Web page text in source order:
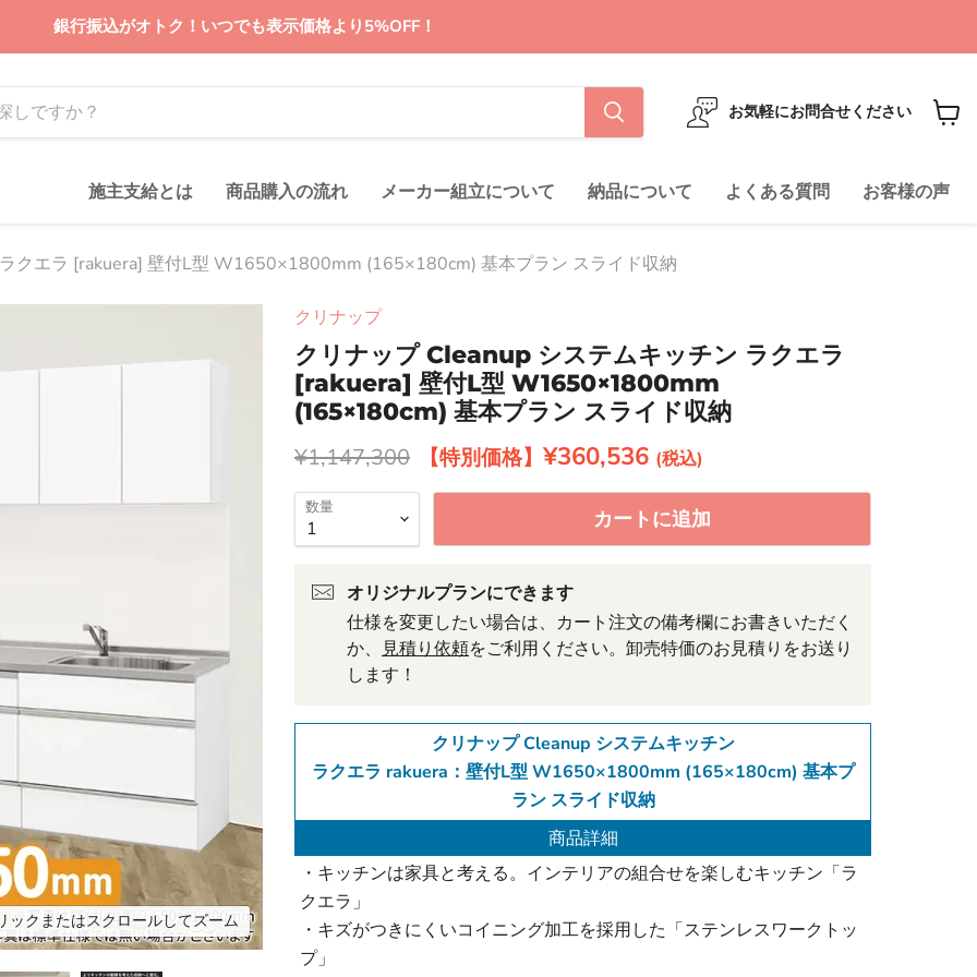
銀行振込がオトク！いつでも表示価格より5%OFF！
お気軽にお問合せください
を
施主支給とは 商品購入の流れ メーカー組立について 納品について よくある質問 お客様の声
クエラ [rakuera] 壁付L型 W1650×1800mm (165×180cm) 基本プラン スライド収納
ックまたはスクロールしてズーム
クリナップ
クリナップ Cleanup システムキッチン ラクエラ
[rakuera] 壁付L型 W1650×1800mm
(165×180cm) 基本プラン スライド収納
元の価格
¥1,147,300 現在の価格
¥360,536
数量 カートに追加
オリジナルプランにできます
仕様を変更したい場合は、カート注文の備考欄にお書きいただく
か、 見積り依頼をご利用ください。卸売特価のお見積りをお送り
します！
クリナップ Cleanup システムキッチン
ラクエラ rakuera：壁付L型 W1650×1800mm (165×180cm) 基本プ
ラン スライド収納
商品詳細
・キッチンは家具と考える。インテリアの組合せを楽しむキッチン「ラ
クエラ」
・キズがつきにくいコイニング加工を採用した「ステンレスワークトッ
プ」